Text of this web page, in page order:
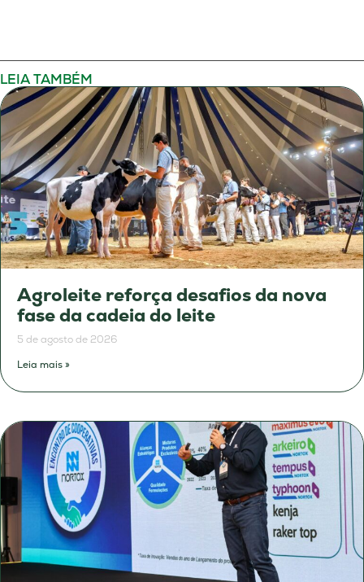
LEIA TAMBÉM
Agroleite reforça desafios da nova
fase da cadeia do leite
5 de agosto de 2026
Leia mais »